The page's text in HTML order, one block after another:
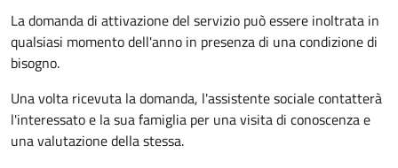
La domanda di attivazione del servizio può essere inoltrata in
qualsiasi momento dell'anno in presenza di una condizione di
bisogno.
Una volta ricevuta la domanda, l'assistente sociale contatterà
l'interessato e la sua famiglia per una visita di conoscenza e
una valutazione della stessa.